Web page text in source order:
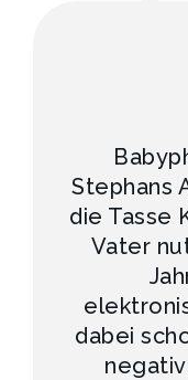
Stephans
die Tasse
Vater
dabei